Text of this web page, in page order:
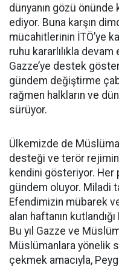
dünyanın gözü
ediyor. Buna karşın
mücahitlerinin İTÖ’ye
ruhu kararlılıkla
Gazze’ye destek
gündem değiştirme
rağmen halkların ve
sürüyor.
Ülkemizde de
desteği ve terör
kendini gösteriyor.
gündem oluyor. Miladi
Efendimizin mübarek
alan haftanın
Bu yıl Gazze ve
Müslümanlara yönelik
çekmek amacıyla,